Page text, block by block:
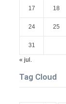
17 18
24 25
31
« jul.
Tag Cloud